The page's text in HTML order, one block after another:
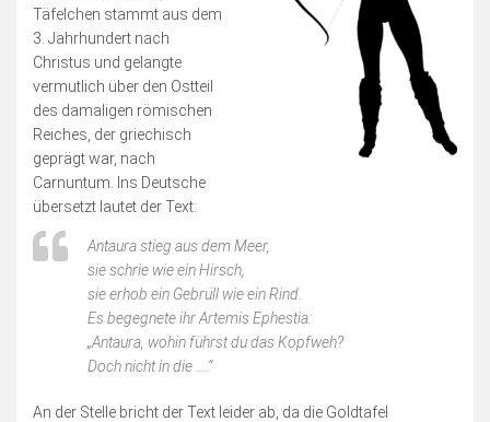
Täfelchen stammt aus dem
3. Jahrhundert nach
Christus und gelangte
vermutlich über den Ostteil
des damaligen römischen
Reiches, der griechisch
geprägt war, nach
Carnuntum. Ins Deutsche
übersetzt lautet der Text:
Antaura stieg aus dem Meer,
sie schrie wie ein Hirsch,
sie erhob ein Gebrüll wie ein Rind.
Es begegnete ihr Artemis Ephestia:
„Antaura, wohin führst du das Kopfweh?
Doch nicht in die ….“
An der Stelle bricht der Text leider ab, da die Goldtafel